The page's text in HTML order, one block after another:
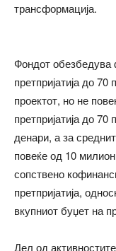
трансформација.
Фондот обезбедува
претпријатија до
проектот, но не
претпријатија до
денари, а за
повеќе од 10
сопствено
претпријатија,
вкупниот буџет на
Дел од